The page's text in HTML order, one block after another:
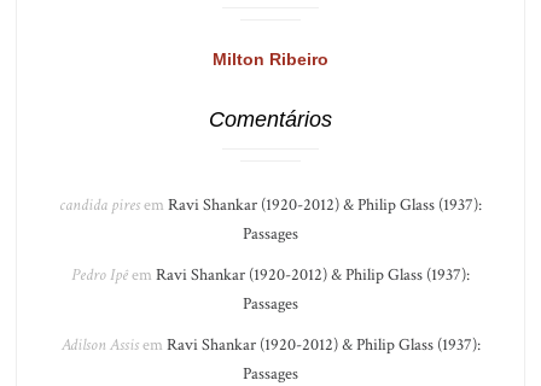
Milton Ribeiro
Comentários
candida piresem Ravi Shankar (1920-2012) & Philip Glass (1937):
Passages
Pedro Ipêem Ravi Shankar (1920-2012) & Philip Glass (1937):
Passages
Adilson Assisem Ravi Shankar (1920-2012) & Philip Glass (1937):
Passages